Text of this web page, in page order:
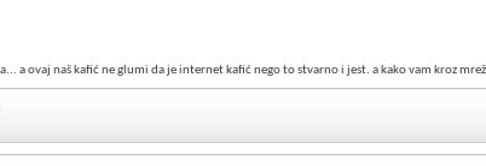
a ovaj naš kafić ne glumi da je internet kafić nego to stvarno i jest. a kako vam kroz